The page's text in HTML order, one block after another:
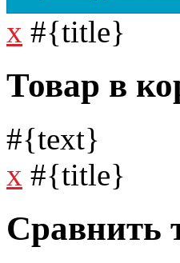
x #{title}
Товар в
#{text}
x #{title}
Сравнить